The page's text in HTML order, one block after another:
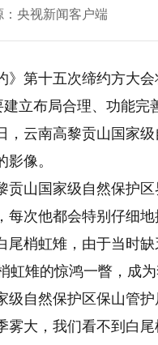
：央视新闻客户端
》第十五次缔约方大
建立布局合理、功能
，云南高黎贡山国家
像。
贡山国家级自然保护
每次他都会特别仔细
尾梢虹雉，由于当时
虹雉的惊鸿一瞥，成为
级自然保护区保山管
雾大，我们看不到白